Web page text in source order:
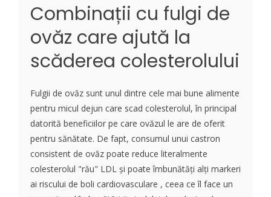
Combinații cu fulgi de
ovăz care ajută la
scăderea colesterolului
Fulgii de ovăz sunt unul dintre cele mai bune alimente
pentru micul dejun care scad colesterolul, în principal
datorită beneficiilor pe care ovăzul le are de oferit
pentru sănătate. De fapt, consumul unui castron
consistent de ovăz poate reduce literalmente
colesterolul "rău" LDL și poate îmbunătăți alți markeri
ai riscului de boli cardiovasculare , ceea ce îl face un